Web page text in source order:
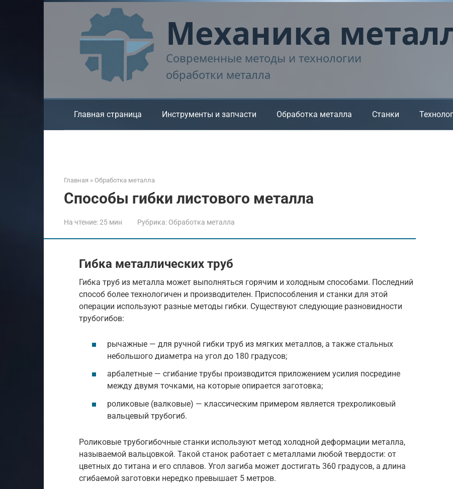
Механика
Современные методы и технологии
обработки металла
Главная страница Инструменты и запчасти Обработка металла Станки
Главная » Обработка металла
Способы гибки листового металла
На чтение:25 мин Рубрика: Обработка металла
Гибка металлических труб
Гибка труб из металла может выполняться горячим и холодным способами. Последний
способ более технологичен и производителен. Приспособления и станки для этой
операции используют разные методы гибки. Существуют следующие разновидности
трубогибов:
рычажные — для ручной гибки труб из мягких металлов, а также стальных
небольшого диаметра на угол до 180 градусов;
арбалетные — сгибание трубы производится приложением усилия посредине
между двумя точками, на которые опирается заготовка;
роликовые (валковые) — классическим примером является трехроликовый
вальцевый трубогиб.
Роликовые трубогибочные станки используют метод холодной деформации металла,
называемой вальцовкой. Такой станок работает с металлами любой твердости: от
цветных до титана и его сплавов. Угол загиба может достигать 360 градусов, а длина
сгибаемой заготовки нередко превышает 5 метров.